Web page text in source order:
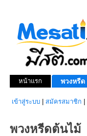
หน้าแรก พวงหรีด
เข้าสู่ระบบ สมัครสมาชิก
พวงหรีดต้นไม้